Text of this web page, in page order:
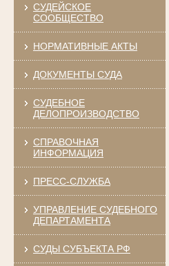
СУДЕЙСКОЕ
СООБЩЕСТВО
НОРМАТИВНЫЕ АКТЫ
ДОКУМЕНТЫ СУДА
СУДЕБНОЕ
ДЕЛОПРОИЗВОДСТВО
СПРАВОЧНАЯ
ИНФОРМАЦИЯ
ПРЕСС-СЛУЖБА
УПРАВЛЕНИЕ СУДЕБНОГО
ДЕПАРТАМЕНТА
СУДЫ СУБЪЕКТА РФ